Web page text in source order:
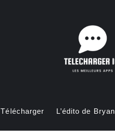
Télécharger L’édito de Bryan